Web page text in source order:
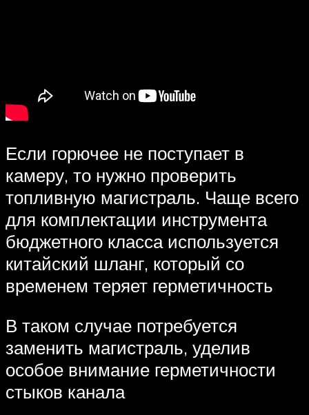
Если горючее не поступает в
камеру, то нужно проверить
топливную магистраль. Чаще всего
для комплектации инструмента
бюджетного класса используется
китайский шланг, который со
временем теряет герметичность
В таком случае потребуется
заменить магистраль, уделив
особое внимание герметичности
стыков канала